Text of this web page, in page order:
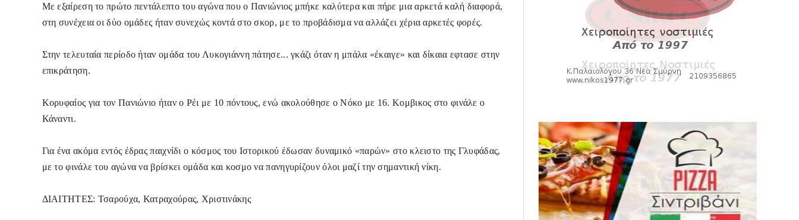
Με εξαίρεση το πρώτο πεντάλεπτο του αγώνα που ο Πανιώνιος μπήκε καλύτερα και πήρε μια αρκετά καλή διαφορά,
στη συνέχεια οι δύο ομάδες ήταν συνεχώς κοντά στο σκορ, με το προβάδισμα να αλλάζει χέρια αρκετές φορές.
Στην τελευταία περίοδο ήταν ομάδα του Λυκογιάννη πάτησε... γκάζι όταν η μπάλα «έκαιγε» και δίκαια εφτασε στην
επικράτηση.
Κορυφαίος για τον Πανιώνιο ήταν ο Ρέι με 10 πόντους, ενώ ακολούθησε ο Νόκο με 16. Κομβικος στο φινάλε ο
Κάναντι.
Για ένα ακόμα εντός έδρας παιχνίδι ο κόσμος του Ιστορικού έδωσαν δυναμικό «παρών» στο κλειστο της Γλυφάδας,
με το φινάλε του αγώνα να βρίσκει ομάδα και κοσμο να πανηγυρίζουν όλοι μαζί την σημαντική νίκη.
ΔΙΑΙΤΗΤΕΣ: Τσαρούχα, Κατραχούρας, Χριστινάκης
HEADLINES
Kυανέρυθρη και επίσημα η Πάτερου
August 04, 2026
SLIDE
Πανιώνια Εκπομπή: Έπεσε η αυλαία της
ΕΠΙΚΑΙΡΟΤΗΤΑ
LIVE η Πανιώνια Εκπομπή!
August 03, 2026